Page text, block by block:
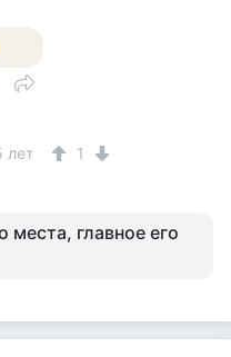
лет 1
места, главное его